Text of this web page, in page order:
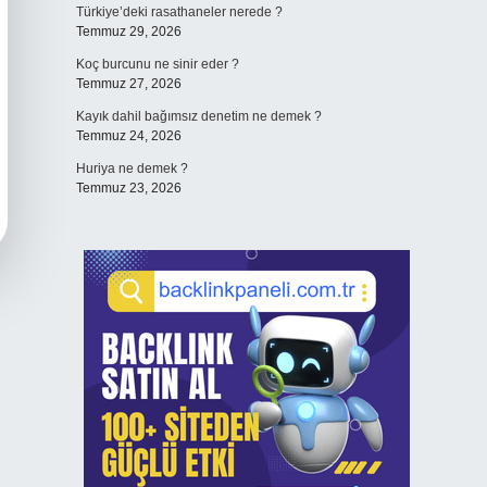
Türkiye’deki rasathaneler nerede ?
Temmuz 29, 2026
Koç burcunu ne sinir eder ?
Temmuz 27, 2026
Kayık dahil bağımsız denetim ne demek ?
Temmuz 24, 2026
Huriya ne demek ?
Temmuz 23, 2026